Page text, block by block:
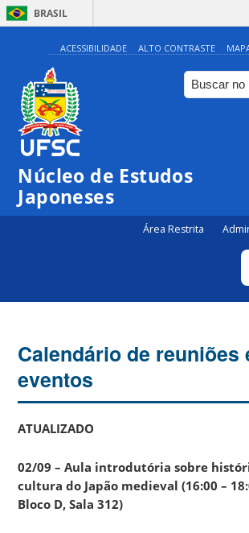
BRASIL
ACESSIBILIDADE ALTO CONTRASTE
Núcleo de Estudos
Japoneses
Área Restrita
Calendário de reuniões
eventos
ATUALIZADO
02/09 – Aula introdutória sobre
cultura do Japão medieval (16:00 –
Bloco D, Sala 312)